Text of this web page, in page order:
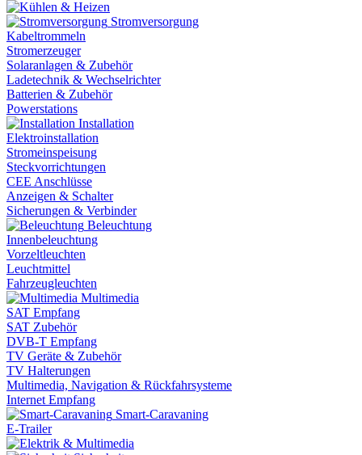
Stromversorgung
Kabeltrommeln
Stromerzeuger
Solaranlagen & Zubehör
Ladetechnik & Wechselrichter
Batterien & Zubehör
Powerstations
Installation
Elektroinstallation
Stromeinspeisung
Steckvorrichtungen
CEE Anschlüsse
Anzeigen & Schalter
Sicherungen & Verbinder
Beleuchtung
Innenbeleuchtung
Vorzeltleuchten
Leuchtmittel
Fahrzeugleuchten
Multimedia
SAT Empfang
SAT Zubehör
DVB-T Empfang
TV Geräte & Zubehör
TV Halterungen
Multimedia, Navigation & Rückfahrsysteme
Internet Empfang
Smart-Caravaning
E-Trailer